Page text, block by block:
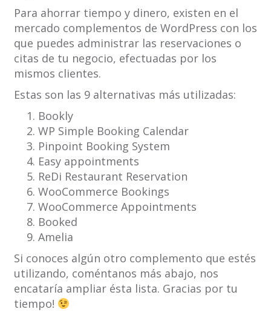
Para ahorrar tiempo y dinero, existen en el
mercado complementos de WordPress con los
que puedes administrar las reservaciones o
citas de tu negocio, efectuadas por los
mismos clientes.
Estas son las 9 alternativas más utilizadas:
Bookly
WP Simple Booking Calendar
Pinpoint Booking System
Easy appointments
ReDi Restaurant Reservation
WooCommerce Bookings
WooCommerce Appointments
Booked
Amelia
Si conoces algún otro complemento que estés
utilizando, coméntanos más abajo, nos
encataría ampliar ésta lista. Gracias por tu
tiempo!